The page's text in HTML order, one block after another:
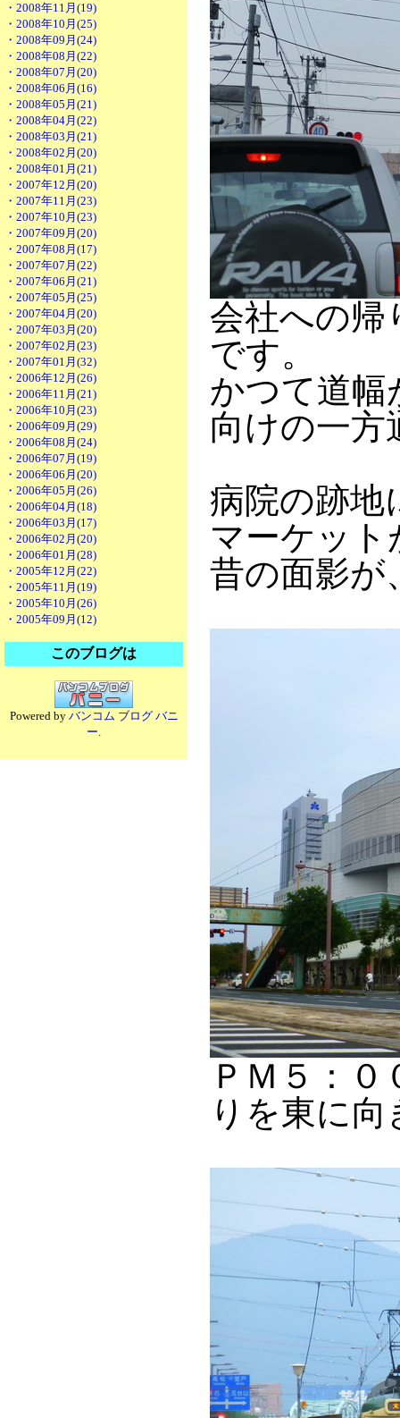
・2008年11月(19)
・2008年10月(25)
・2008年09月(24)
・2008年08月(22)
・2008年07月(20)
・2008年06月(16)
・2008年05月(21)
・2008年04月(22)
・2008年03月(21)
・2008年02月(20)
・2008年01月(21)
・2007年12月(20)
・2007年11月(23)
・2007年10月(23)
・2007年09月(20)
・2007年08月(17)
・2007年07月(22)
・2007年06月(21)
・2007年05月(25)
・2007年04月(20)
・2007年03月(20)
・2007年02月(23)
・2007年01月(32)
・2006年12月(26)
・2006年11月(21)
・2006年10月(23)
・2006年09月(29)
・2006年08月(24)
・2006年07月(19)
・2006年06月(20)
・2006年05月(26)
・2006年04月(18)
・2006年03月(17)
・2006年02月(20)
・2006年01月(28)
・2005年12月(22)
・2005年11月(19)
・2005年10月(26)
・2005年09月(12)
このブログは
Powered by バンコム ブログ バニ
ー.
会社への
です。
かつて道幅
向けの一方
病院の跡地
マーケッ
昔の面影が
ＰＭ５：
りを東に